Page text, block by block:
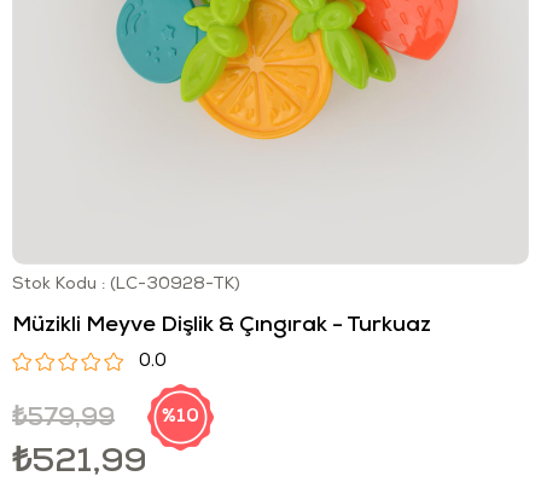
Stok Kodu (LC-30928-TK)
Müzikli Meyve Dişlik & Çıngırak - Turkuaz
0.0
₺579,99
₺521,99
10